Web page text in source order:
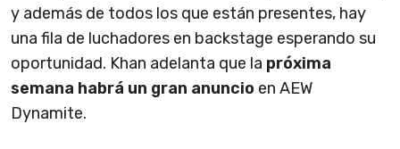
y además de todos los que están presentes, hay
una fila de luchadores en backstage esperando su
oportunidad. Khan adelanta que la próxima
semana habrá un gran anuncio en AEW
Dynamite.